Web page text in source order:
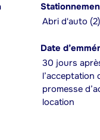
Abri d'auto
Date
30 jours
l’acceptation
promesse
location